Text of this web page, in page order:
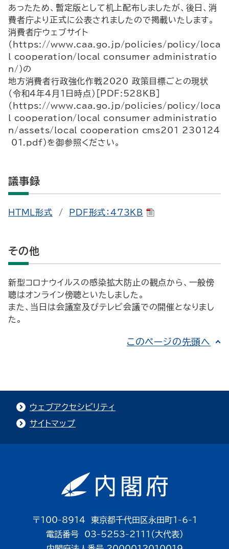
あったため、暫定版として机上配布しましたが、後日、消
費者庁より正式に公表されましたので掲載いたします。
消費者庁ウェブサイト
（https://www.caa.go.jp/policies/policy/loca
l_cooperation/local_consumer_administratio
n/）の
地方消費者行政強化作戦2020 政策目標ごとの現状
（令和4年4月1日時点）[PDF:528KB]
（https://www.caa.go.jp/policies/policy/loca
l_cooperation/local_consumer_administratio
n/assets/local_cooperation_cms201_230124
_01.pdf）を御参照ください。
議事録
HTML形式 / PDF形式：473KB
その他
新型コロナウイルスの感染拡大防止の観点から、一般傍
聴はオンライン傍聴といたしました。
また、当日は会議室及びテレビ会議での開催となりまし
た。
このページの先頭へ
ウェブアクセシビリティ
サイトマップ
〒100-8914 東京都千代田区永田町1-6-1
電話番号 03-5253-2111（大代表）